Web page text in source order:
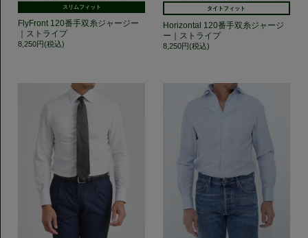
スリムフィット
FlyFront 120番手双糸ジャージー
｜ストライプ
8,250円(税込)
タイトフィット
Horizontal 120番手双糸ジャージ
ー｜ストライプ
8,250円(税込)